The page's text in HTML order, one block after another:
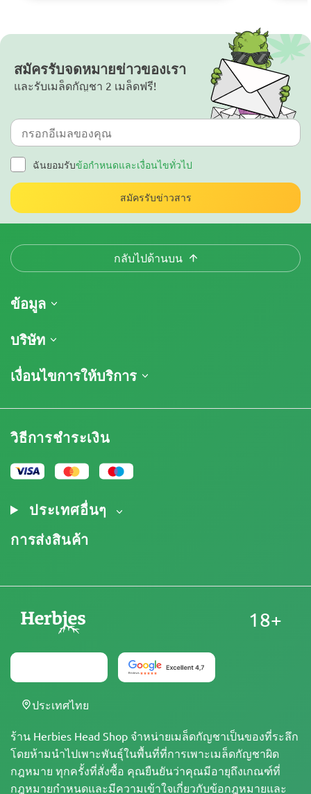
สมัครรับจดหมายข่าวของเรา
และรับเมล็ดกัญชา 2 เมล็ดฟรี!
ฉันยอมรับข้อกำหนดและเงื่อนไขทั่วไป
สมัครรับข่าวสาร
กลับไปด้านบน
ข้อมูล
การจัดส่งสินค้า
นโยบายการคืนสินค้า
โปรโมชั่น
บริษัท
เกี่ยวกับเรา
บทวิจารณ์
โปรแกรมพันธมิตรกัญชา
แผนผังเว็บไซต์
เงื่อนไขการให้บริการ
ข้อกำหนดและเงื่อนไข
นโยบายความเป็นส่วนตัว
นโยบายการใช้คุกกี้
วิธีการชำระเงิน
ประเทศอื่นๆ
การส่งสินค้า
ร้าน Herbies Head Shop จำหน่ายเมล็ดกัญชาเป็นของที่ระลึก
โดยห้ามนำไปเพาะพันธุ์ในพื้นที่ที่การเพาะเมล็ดกัญชาผิด
กฎหมาย ทุกครั้งที่สั่งซื้อ คุณยืนยันว่าคุณมีอายุถึงเกณฑ์ที่
กฎหมายกำหนดและมีความเข้าใจเกี่ยวกับข้อกฎหมายและ
18+
ประเทศไทย